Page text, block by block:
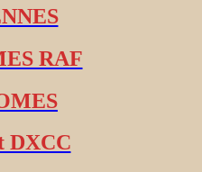
RAF
DXCC